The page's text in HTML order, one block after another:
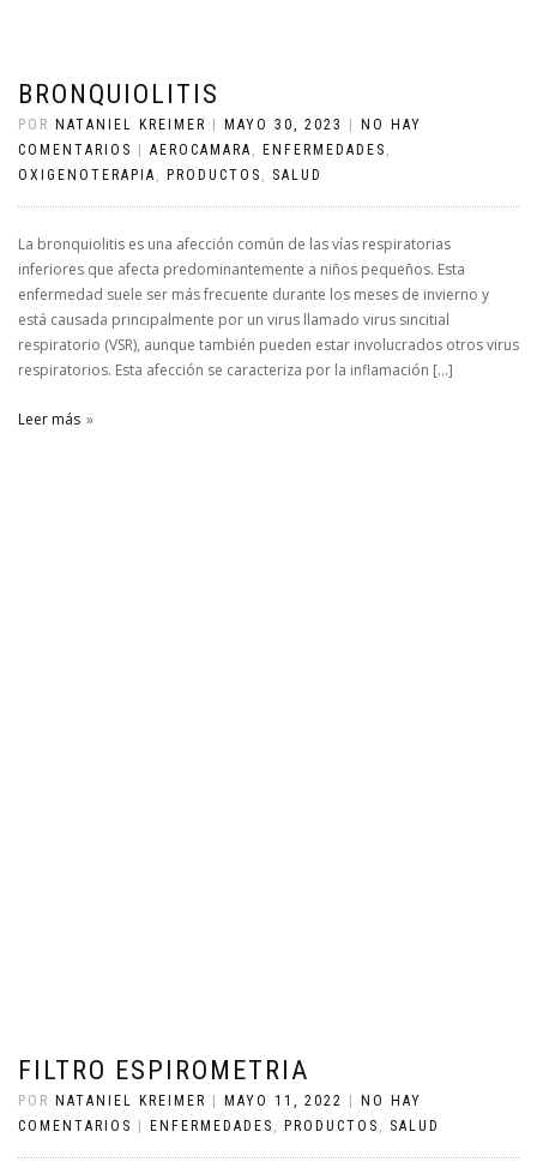
BRONQUIOLITIS
POR NATANIEL KREIMER MAYO 30, 2023
NO HAY
COMENTARIOS
AEROCAMARA , ENFERMEDADES ,
OXIGENOTERAPIA , PRODUCTOS , SALUD
La bronquiolitis es una afección común de las vías respiratorias
inferiores que afecta predominantemente a niños pequeños. Esta
enfermedad suele ser más frecuente durante los meses de invierno y
está causada principalmente por un virus llamado virus sincitial
respiratorio (VSR), aunque también pueden estar involucrados otros virus
respiratorios. Esta afección se caracteriza por la inflamación […]
Leer más
FILTRO ESPIROMETRIA
POR NATANIEL KREIMER MAYO 11, 2022
NO HAY
COMENTARIOS
ENFERMEDADES , PRODUCTOS , SALUD